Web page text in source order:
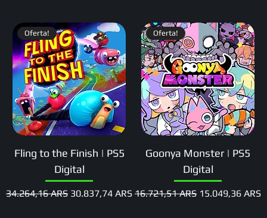
Oferta!
Fling to the Finish | PS5
Digital
Precio
34.264,16 ARS Precio de oferta
30.837,74 ARS
Oferta!
Goonya Monster | PS5
Digital
Precio
16.721,51 ARS Precio de oferta
15.049,36 ARS